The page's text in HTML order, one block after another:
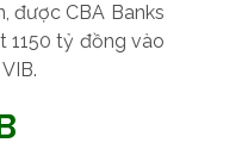
được CBA Banks
1150 tỷ đồng vào